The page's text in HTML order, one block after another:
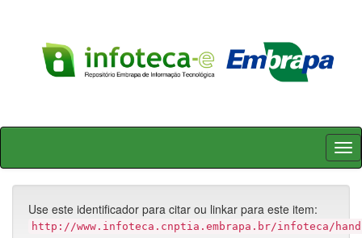
Skip
Use este identificador para citar ou linkar para este item:
http://www.infoteca.cnptia.embrapa.br/infoteca/